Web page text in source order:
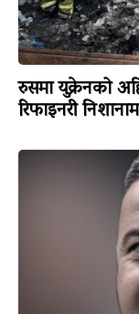
रुसमा युक्रेनको
रिफाइनरी